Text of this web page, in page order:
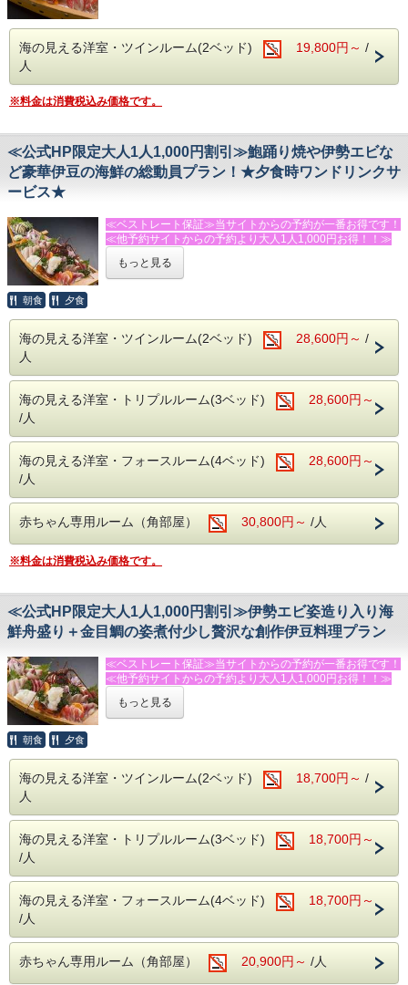
・電車でお越しの方は送迎がありますので、今井浜海岸駅に
ご到着後お電話下さい。
送迎はチェックイン・チェックアウト時に限らせていただき
の上、お越しください。
※大人・子供に関係なくベット使用数で、お部屋をお選びく
ど・・・
トリプルルーム→大人２名・小学生１名・幼児１名
（ベッドなし）など・・・
フォースルーム→大人３名・小学生１名など・・・
でもご利用いただけます！
伊勢海老のお造り１本・あわびの踊り焼き１枚をお二人で仲
良くお召し上がりください。
※金目鯛の姿煮が召し上がれない方は、事前にお問い合わせ
ください。
※伊勢海老の頭はお味噌汁でお召し上がりいただけます。
◆温泉
【MORI】【SORA】【SAKURA】全ての温泉を貸切でご利
用いただけます。（※閑散期は、いずれか1か所の稼働とな
１時間２，０００円（税別）
当館には、バレエ用バー・ヨガマット・体操用ホッピングマ
ットなど、豊富な設備を完備した、併設のレンタルスタジオ
ヨガやダンス、撮影など様々な用途にご利用いただけます。
※キッズルーム・卓球場は無料でご利用頂けます。
・踊り子温泉会館まで車で１０分
・河津バカテル公園まで車で１５分
・体感型動物園ｉＺｏｏ（イズー）まで車で１５分
・伊豆アニマルキングダムまで車で２５分
・河津七滝まで車で２５分
・伊豆ぐらんぱる公園まで車で４０分
－－☆★☆その他☆★☆－－
・駐車場→第１・第２駐車場あり（９台・無料）
ご到着後お電話下さい
送迎はチェックイン・チェックアウト時に限らせていただき
・飲物の持込みＯＫ！共用の冷蔵庫・電子レンジあり
・個室食事処あり（有料・予約制）
海の見える洋室・ツインルーム(2ベッド) 19,800円～ /
人
※料金は消費税込み価格です。
≪公式HP限定大人1人1,000円割引≫鮑踊り焼や伊勢エビな
ど豪華伊豆の海鮮の総動員プラン！★夕食時ワンドリンクサ
ービス★
≪ベストレート保証≫当サイトからの予約が一番お得です！
≪他予約サイトからの予約より大人1人1,000円お得！！≫
★★★ふじのくに安心・安全認証宿泊施設★★★です！！！
☆食前酒またはソフトドリンクも1杯サービス！☆
【夕食 18：00】【朝食 8：00】
あわびの踊り焼・あわび＆伊勢えびのお造り入り海鮮舟盛
り・伊勢えびのボイル・金目の姿煮など・・・
※伊勢海老の頭はお味噌汁でお召し上がりいただけます。
お腹を空かしてきて下さいね♪
※金目鯛姿煮が召し上がれない方は事前にお問い合わせくだ
朝食は好評の焼きたてパンと、サラダ・卵料理・果物などの
洋食スタイル（コーヒー・紅茶・牛乳はお替り自由）
◆温泉
【MORI】【SORA】【SAKURA】全ての温泉を貸切でご利
◆館内設備
鏡張りのレンタルスタジオ利用（ミニキッチン付）
当館には、バレエ用バー・ヨガマット・体操用ホッピングマ
ットなど、豊富な設備を完備した、併設のレンタルスタジオ
がございます。
ヨガやダンス、撮影など様々な用途にご利用いただけます。
（要予約）
－－☆★☆観光情報☆★☆－－
・河津バカテル公園まで車で１５分
・体感型動物園ｉＺｏｏ（イズー）まで車で１５分
・伊豆アニマルキングダムまで車で２５分
・下田海中水族館まで車４０分
－－☆★☆その他☆★☆－－
・電車でお越しの方は送迎がありますので、今井浜海岸駅に
ご到着後お電話下さい。
送迎はチェックイン・チェックアウト時に限らせていただき
もっと見る
朝食 夕食
海の見える洋室・ツインルーム(2ベッド) 28,600円～ /
人
海の見える洋室・トリプルルーム(3ベッド)
28,600円～
/人
海の見える洋室・フォースルーム(4ベッド)
28,600円～
/人
赤ちゃん専用ルーム（角部屋） 30,800円～ /人
※料金は消費税込み価格です。
≪公式HP限定大人1人1,000円割引≫伊勢エビ姿造り入り海
鮮舟盛り＋金目鯛の姿煮付少し贅沢な創作伊豆料理プラン
≪ベストレート保証≫当サイトからの予約が一番お得です！
≪他予約サイトからの予約より大人1人1,000円お得！！≫
★★★ふじのくに安心・安全認証宿泊施設★★★です！！！
「伊勢エビ」のお造り入り海鮮舟盛り＋伊豆特産の金目鯛の
姿煮付のちょっと贅沢なプラン♪
※金目鯛姿煮が召し上がれない方は事前にお問い合わせくだ
朝食は好評の焼きたてパンと、サラダ・卵料理・果物などの
洋食スタイル（コーヒー・紅茶・牛乳はお替り自由）
・鬼殻焼き・ボイル等（１匹 ４，０００円～）
・あわびの踊り焼・あわびのお造り（２，５００円/枚）も
好評！
もっと見る
朝食 夕食
海の見える洋室・ツインルーム(2ベッド) 18,700円～ /
人
海の見える洋室・トリプルルーム(3ベッド)
18,700円～
/人
海の見える洋室・フォースルーム(4ベッド)
18,700円～
/人
赤ちゃん専用ルーム（角部屋） 20,900円～ /人